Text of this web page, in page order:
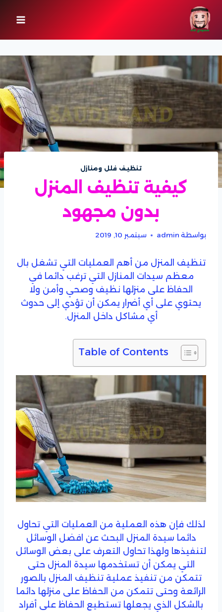
التجاوز
إلى
المحتوى
تنظيف فلل ومنازل
كيفية تنظيف المنزل
بدون مجهود
بواسطة admin سبتمبر 10, 2019
تنظيف المنزل من أهم العمليات التي تشغل بال
معظم سيدات المنازل التي ترغب دائما في
الحفاظ على منزلها نظيف وصحي وأمن ولا
يحتوي على أي أضرار يمكن أن تؤدي إلى حدوث
أي مشاكل داخل المنزل.
Table of Contents
لذلك فإن هذه العملية من العمليات التي تحاول
دائما سيدة المنزل البحث عن افضل الوسائل
لتنفيذها ولهذا تحاول التعرف على بعض الوسائل
التي يمكن أن تستخدمها سيدة المنزل حتى
تتمكن من تنفيذ عملية تنظيف المنزل بالصور
الرائعة وحتى تتمكن من الحفاظ على منزلها دائما
بالشكل الذي يجعلها تستطيع الحفاظ على أفراد